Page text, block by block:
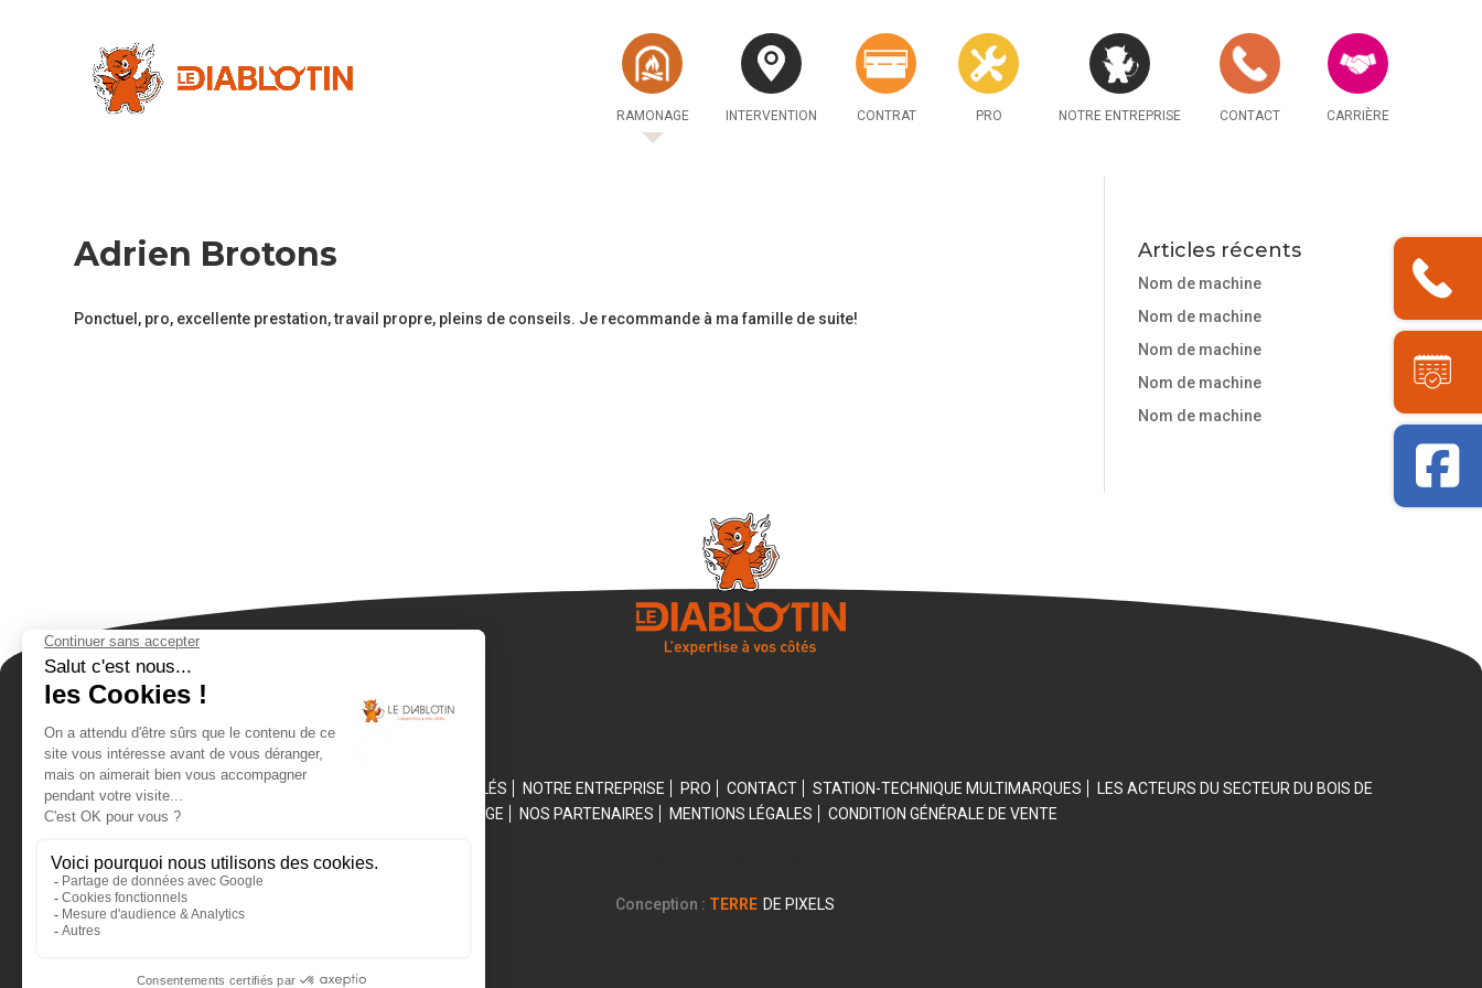
RAMONAGE INTERVENTION CONTRAT PRO NOTRE ENTREPRISE CONTACT CARRIÈRE
Adrien Brotons
Ponctuel, pro, excellente prestation, travail propre, pleins de conseils. Je recommande à ma famille de suite!
Articles récents
Nom de machine
Nom de machine
Nom de machine
Nom de machine
Nom de machine
ACCUEIL – RAMONAGE, ENTRETIEN POÊLE À GRANULÉS NOTRE ENTREPRISE PRO CONTACT STATION-TECHNIQUE MULTIMARQUES
LES ACTEURS DU SECTEUR DU BOIS DE
CHAUFFAGE
NOS PARTENAIRES MENTIONS LÉGALES CONDITION GÉNÉRALE DE VENTE
Conception : TERRE DE PIXELS